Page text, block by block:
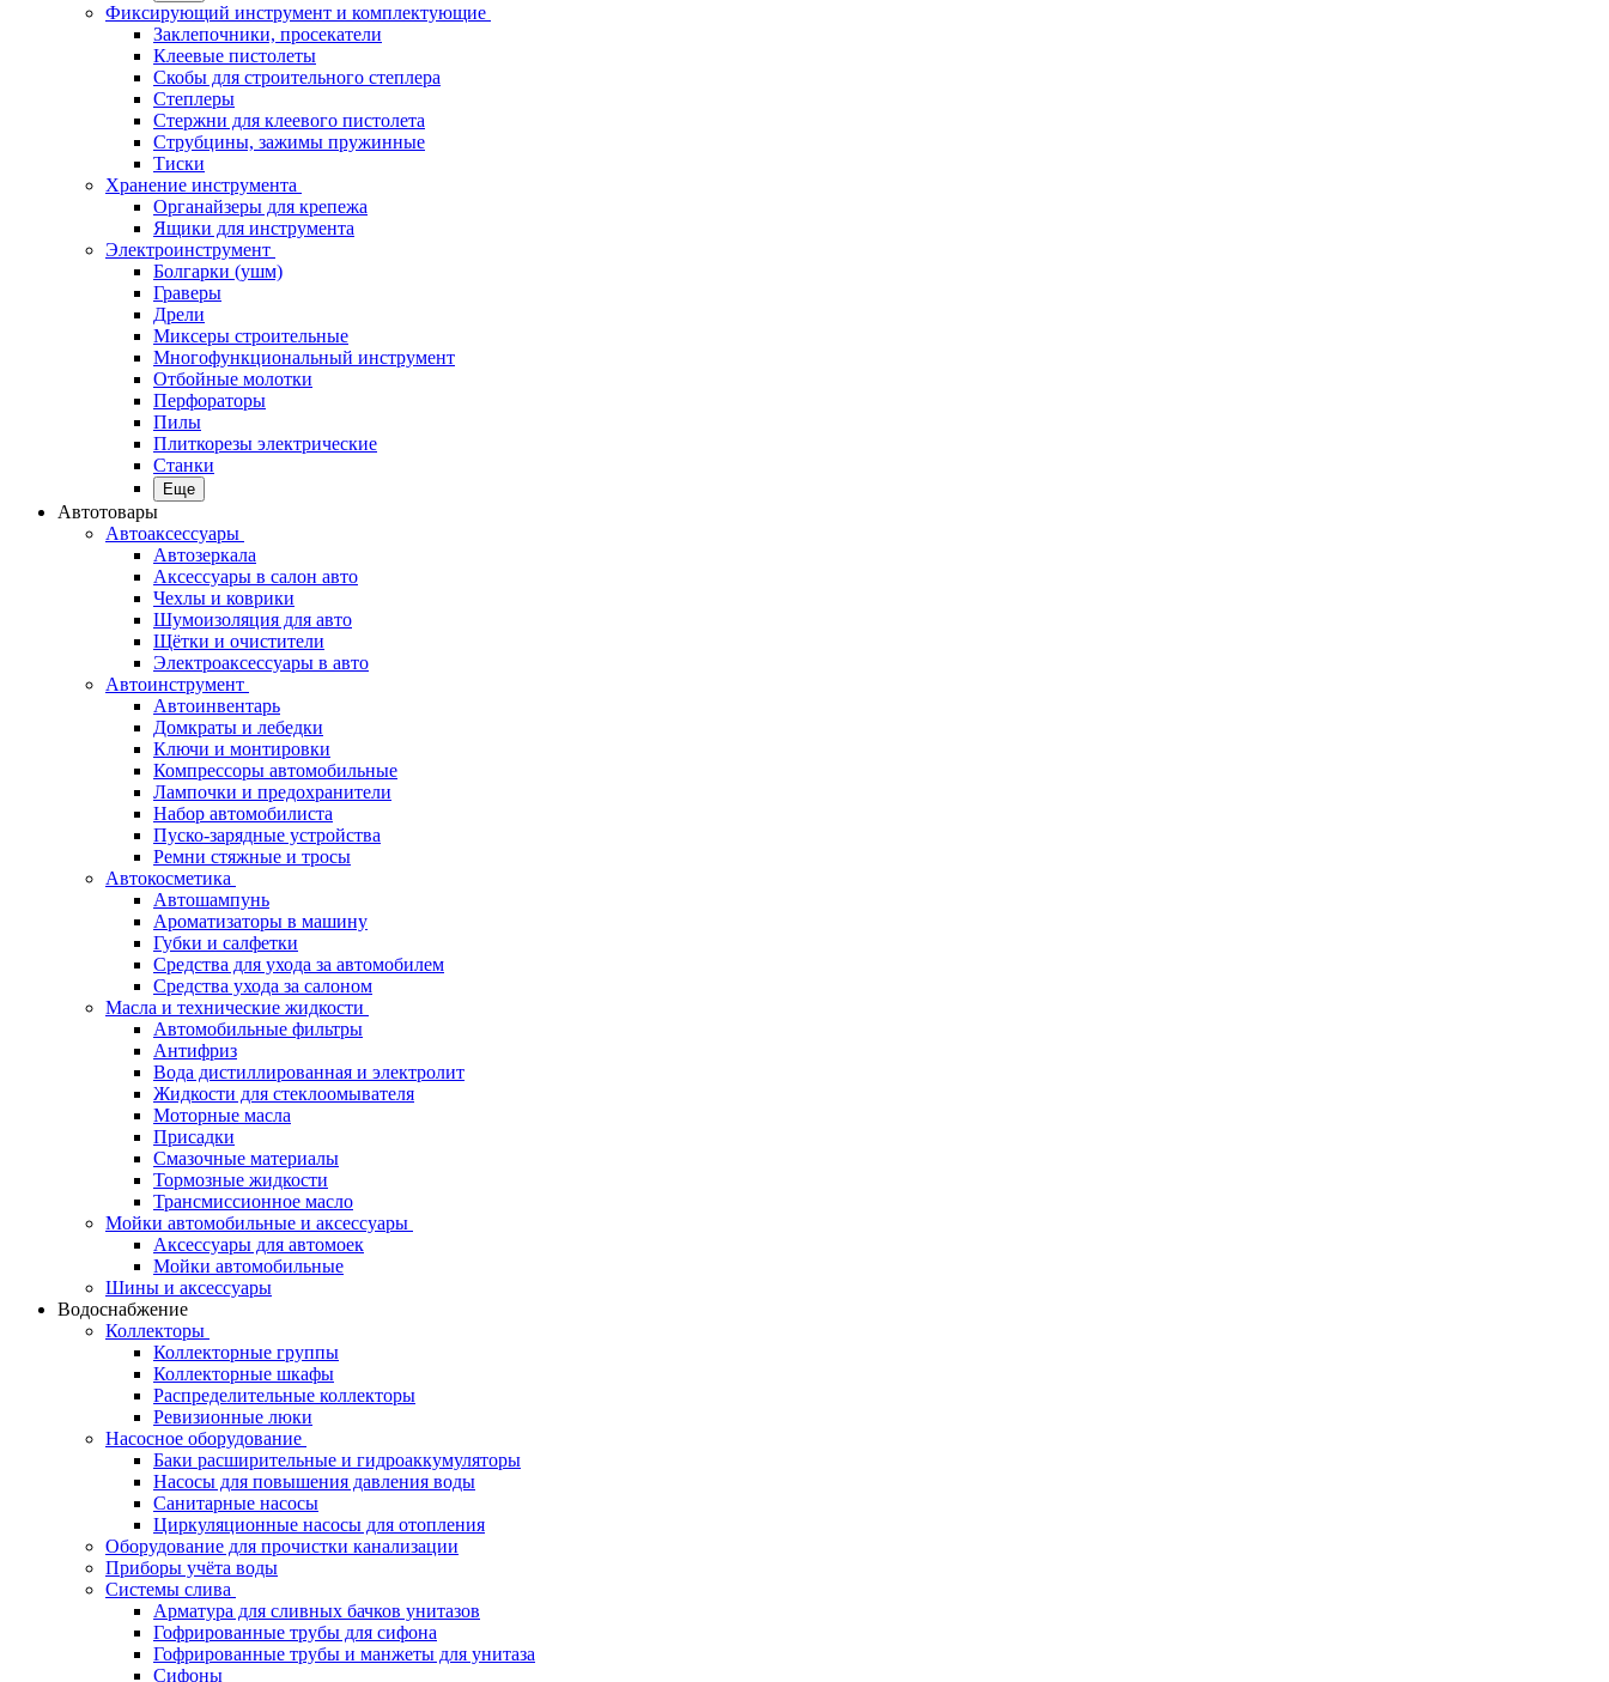
Фиксирующий инструмент и комплектующие
Заклепочники, просекатели
Клеевые пистолеты
Скобы для строительного степлера
Степлеры
Стержни для клеевого пистолета
Струбцины, зажимы пружинные
Тиски
Хранение инструмента
Органайзеры для крепежа
Ящики для инструмента
Электроинструмент
Болгарки (ушм)
Граверы
Дрели
Миксеры строительные
Многофункциональный инструмент
Отбойные молотки
Перфораторы
Пилы
Плиткорезы электрические
Станки
Еще
Автотовары
Автоаксессуары
Автозеркала
Аксессуары в салон авто
Чехлы и коврики
Шумоизоляция для авто
Щётки и очистители
Электроаксессуары в авто
Автоинструмент
Автоинвентарь
Домкраты и лебедки
Ключи и монтировки
Компрессоры автомобильные
Лампочки и предохранители
Набор автомобилиста
Пуско-зарядные устройства
Ремни стяжные и тросы
Автокосметика
Автошампунь
Ароматизаторы в машину
Губки и салфетки
Средства для ухода за автомобилем
Средства ухода за салоном
Масла и технические жидкости
Автомобильные фильтры
Антифриз
Вода дистиллированная и электролит
Жидкости для стеклоомывателя
Моторные масла
Присадки
Смазочные материалы
Тормозные жидкости
Трансмиссионное масло
Мойки автомобильные и аксессуары
Аксессуары для автомоек
Мойки автомобильные
Шины и аксессуары
Водоснабжение
Коллекторы
Коллекторные группы
Коллекторные шкафы
Распределительные коллекторы
Ревизионные люки
Насосное оборудование
Баки расширительные и гидроаккумуляторы
Насосы для повышения давления воды
Санитарные насосы
Циркуляционные насосы для отопления
Оборудование для прочистки канализации
Приборы учёта воды
Системы слива
Арматура для сливных бачков унитазов
Гофрированные трубы для сифона
Гофрированные трубы и манжеты для унитаза
Сифоны